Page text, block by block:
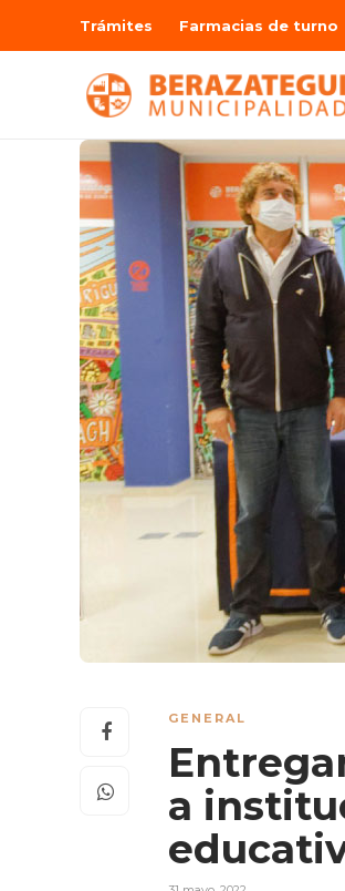
Trámites Farmacias de turno
GENERAL
a